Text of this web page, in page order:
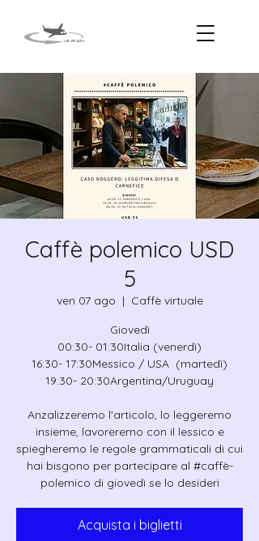
Caffè polemico USD
5
ven 07 ago
  |
Caffè virtuale
Giovedì
00:30- 01:30Italia (venerdì)
16:30- 17:30Messico / USA (martedì)
19:30- 20:30Argentina/Uruguay
Anzalizzeremo l'articolo, lo leggeremo
insieme, lavoreremo con il lessico e
spiegheremo le regole grammaticali di cui
hai bisgono per partecipare al #caffè-
polemico di giovedì se lo desideri
Acquista i biglietti